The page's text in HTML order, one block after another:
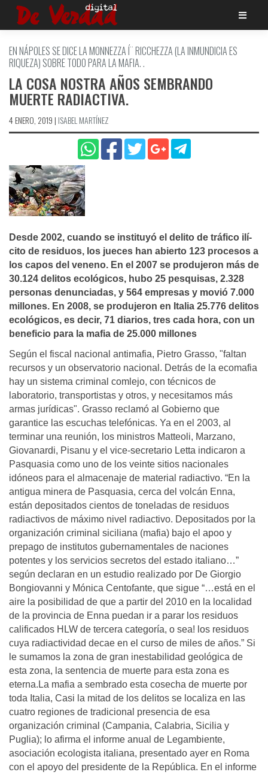
Saltar
EN NÁPOLES SE DICE LA MONNEZZA Í¨ RICCHEZZA (LA INMUNDICIA ES
RIQUEZA) SOBRE TODO PARA LA MAFIA. .
LA COSA NOSTRA AÑOS SEMBRANDO
MUERTE RADIACTIVA.
4 ENERO, 2019 | ISABEL MARTÍ­NEZ
Desde 2002, cuando se instituyó el delito de tráfico ilí­
cito de residuos, los jueces han abierto 123 procesos a
los capos del veneno. En el 2007 se produjeron más de
30.124 delitos ecológicos, hubo 25 pesquisas, 2.328
personas denunciadas, y 564 empresas y movió 7.000
millones. En 2008, se produjeron en Italia 25.776 delitos
ecológicos, es decir, 71 diarios, tres cada hora, con un
beneficio para la mafia de 25.000 millones
Según el fiscal nacional antimafia, Pietro Grasso, "faltan
recursos y un observatorio nacional. Detrás de la ecomafia
hay un sistema criminal comlejo, con técnicos de
laboratorio, transportistas y otros, y necesitamos más
armas jurídicas". Grasso reclamó al Gobierno que
garantice las escuchas telefónicas. Ya en el 2003, al
terminar una reunión, los ministros Matteoli, Marzano,
Giovanardi, Pisanu y el vice-secretario Letta indicaron a
Pasquasia como uno de los veinte sitios nacionales
idóneos para el almacenaje de material radiactivo. “En la
antigua minera de Pasquasia, cerca del volcán Enna,
están depositados cientos de toneladas de residuos
radiactivos de máximo nivel radiactivo. Depositados por la
organización criminal siciliana (mafia) bajo el apoo y
prepago de institutos gubernamentales de naciones
potentes y los servicios secretos del estado italiano…”
según declaran en un estudio realizado por De Giorgio
Bongiovanni y Mónica Centofante, que sigue “…está en el
aire la posibilidad de que a partir del 2010 en la localidad
de la provincia de Enna puedan ir a parar los residuos
calificados HLW de tercera categoría, o sea! los residuos
cuya radiactividad decae en el curso de miles de años.” Si
le sumamos la zona de gran inestabilidad geológica de
esta zona, la sentencia de muerte para esta zona es
eterna.La mafia a sembrado esta cosecha de muerte por
toda Italia, Casi la mitad de los delitos se localiza en las
cuatro regiones de tradicional presencia de esa
organización criminal (Campania, Calabria, Sicilia y
Puglia); lo afirma el informe anual de Legambiente,
asociación ecologista italiana, presentado ayer en Roma
con el apoyo del presidente de la República. En el informe